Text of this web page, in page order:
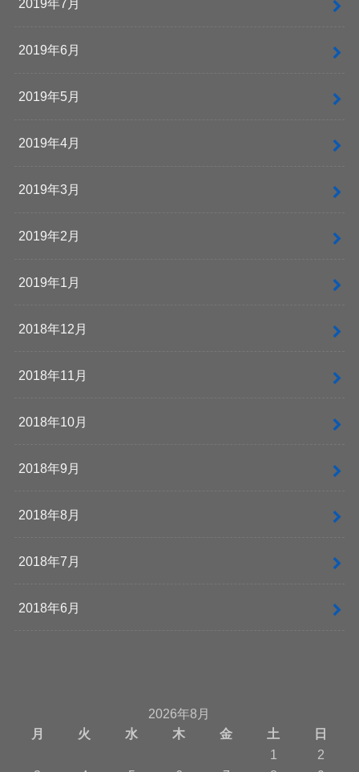
2019年7月
2019年6月
2019年5月
2019年4月
2019年3月
2019年2月
2019年1月
2018年12月
2018年11月
2018年10月
2018年9月
2018年8月
2018年7月
2018年6月
2026年8月
月
火 水 木 金 土
日
1
2